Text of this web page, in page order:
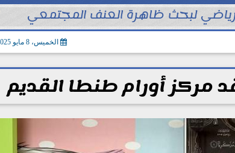
توك شو
الخميس، 8 مايو 2025
مركز أورام طنطا القديم